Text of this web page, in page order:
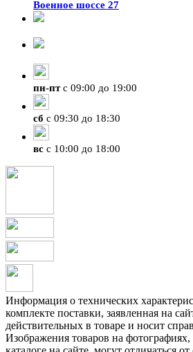
Военное шоссе 27
пн-птс 09:00 до 19:00
сб с 09:30 до 18:30
вс с 10:00 до 18:00
Информация о технических
комплекте поставки, заявленная на
действительных в товаре и носит
Изображения товаров на